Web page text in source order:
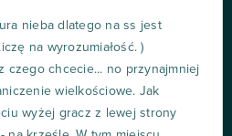
nieba dlatego na ss jest
na wyrozumiałość. )
czego chcecie... no przynajmniej
wielkościowe. Jak
wyżej gracz z lewej strony